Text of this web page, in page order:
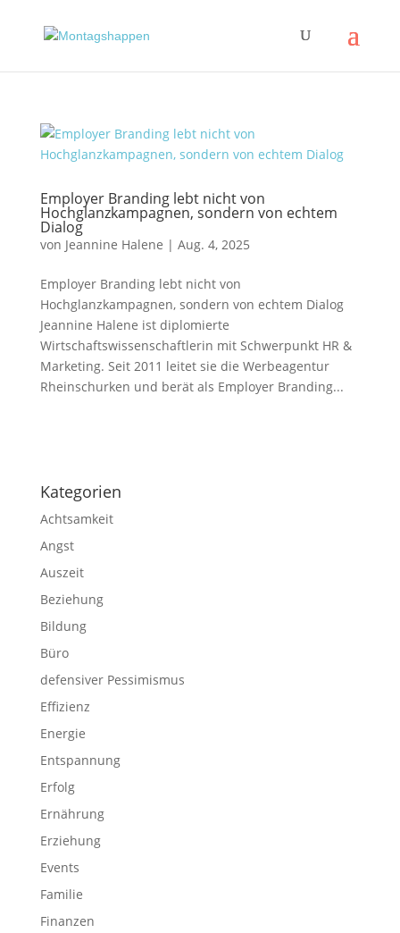
Employer Branding lebt nicht von
Hochglanzkampagnen, sondern von echtem
Dialog
von Jeannine Halene | Aug. 4, 2025
Employer Branding lebt nicht von
Hochglanzkampagnen, sondern von echtem Dialog
Jeannine Halene ist diplomierte
Wirtschaftswissenschaftlerin mit Schwerpunkt HR &
Marketing. Seit 2011 leitet sie die Werbeagentur
Rheinschurken und berät als Employer Branding...
Kategorien
Achtsamkeit
Angst
Auszeit
Beziehung
Bildung
Büro
defensiver Pessimismus
Effizienz
Energie
Entspannung
Erfolg
Ernährung
Erziehung
Events
Familie
Finanzen